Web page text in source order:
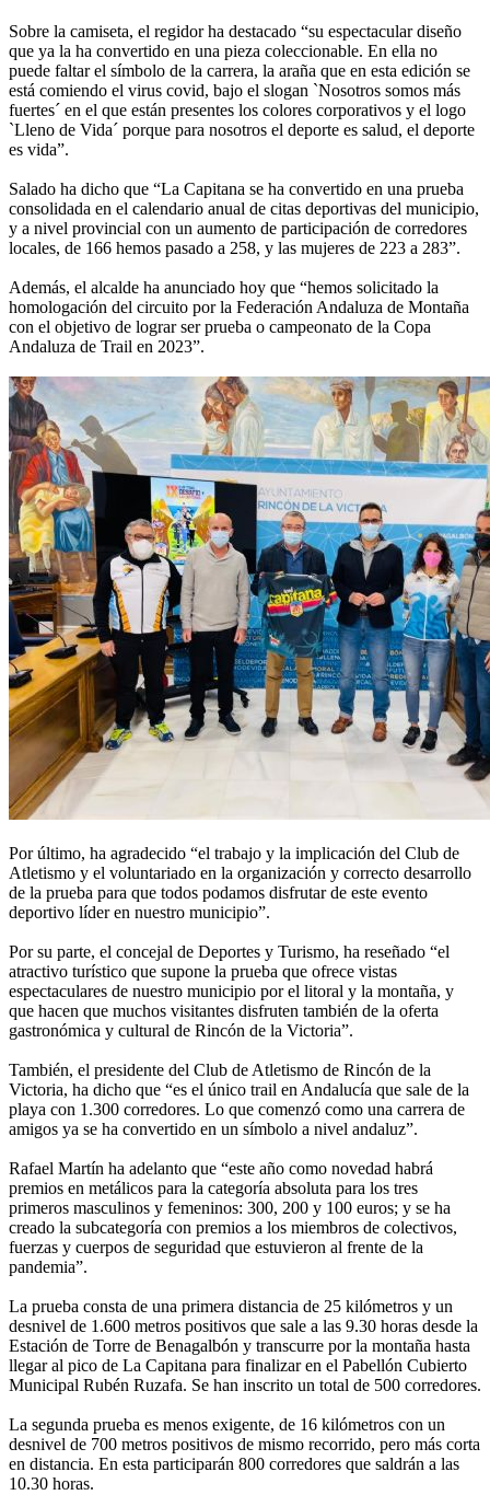
Sobre la camiseta, el regidor ha destacado “su espectacular diseño
que ya la ha convertido en una pieza coleccionable. En ella no
puede faltar el símbolo de la carrera, la araña que en esta edición se
está comiendo el virus covid, bajo el slogan `Nosotros somos más
fuertes´ en el que están presentes los colores corporativos y el logo
`Lleno de Vida´ porque para nosotros el deporte es salud, el deporte
es vida”.
Salado ha dicho que “La Capitana se ha convertido en una prueba
consolidada en el calendario anual de citas deportivas del municipio,
y a nivel provincial con un aumento de participación de corredores
locales, de 166 hemos pasado a 258, y las mujeres de 223 a 283”.
Además, el alcalde ha anunciado hoy que “hemos solicitado la
homologación del circuito por la Federación Andaluza de Montaña
con el objetivo de lograr ser prueba o campeonato de la Copa
Andaluza de Trail en 2023”.
Por último, ha agradecido “el trabajo y la implicación del Club de
Atletismo y el voluntariado en la organización y correcto desarrollo
de la prueba para que todos podamos disfrutar de este evento
deportivo líder en nuestro municipio”.
Por su parte, el concejal de Deportes y Turismo, ha reseñado “el
atractivo turístico que supone la prueba que ofrece vistas
espectaculares de nuestro municipio por el litoral y la montaña, y
que hacen que muchos visitantes disfruten también de la oferta
gastronómica y cultural de Rincón de la Victoria”.
También, el presidente del Club de Atletismo de Rincón de la
Victoria, ha dicho que “es el único trail en Andalucía que sale de la
playa con 1.300 corredores. Lo que comenzó como una carrera de
amigos ya se ha convertido en un símbolo a nivel andaluz”.
Rafael Martín ha adelanto que “este año como novedad habrá
premios en metálicos para la categoría absoluta para los tres
primeros masculinos y femeninos: 300, 200 y 100 euros; y se ha
creado la subcategoría con premios a los miembros de colectivos,
fuerzas y cuerpos de seguridad que estuvieron al frente de la
pandemia”.
La prueba consta de una primera distancia de 25 kilómetros y un
desnivel de 1.600 metros positivos que sale a las 9.30 horas desde la
Estación de Torre de Benagalbón y transcurre por la montaña hasta
llegar al pico de La Capitana para finalizar en el Pabellón Cubierto
Municipal Rubén Ruzafa. Se han inscrito un total de 500 corredores.
La segunda prueba es menos exigente, de 16 kilómetros con un
desnivel de 700 metros positivos de mismo recorrido, pero más corta
en distancia. En esta participarán 800 corredores que saldrán a las
10.30 horas.